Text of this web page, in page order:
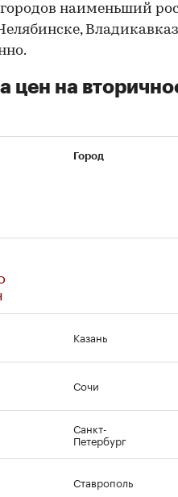
наименьший
цен на
Город
Казань
Сочи
Санкт-
Петербург
Ставрополь